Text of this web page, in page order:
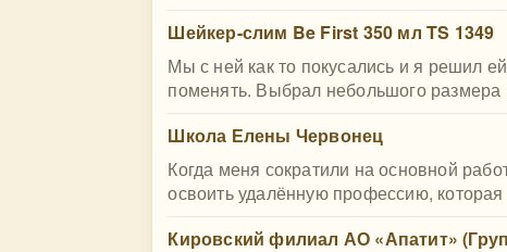
Шейкер-слим Be First 350 мл TS 1349
Мы с ней как то покусались и я решил
поменять. Выбрал небольшого размера
Школа Елены Червонец
Когда меня сократили на основной
освоить удалённую профессию,
Кировский филиал АО «Апатит»